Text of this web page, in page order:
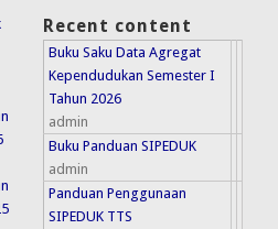
Recent content
Buku Saku Data Agregat
Kependudukan Semester I
Tahun 2026
admin
Buku Panduan SIPEDUK
admin
Panduan Penggunaan
SIPEDUK TTS